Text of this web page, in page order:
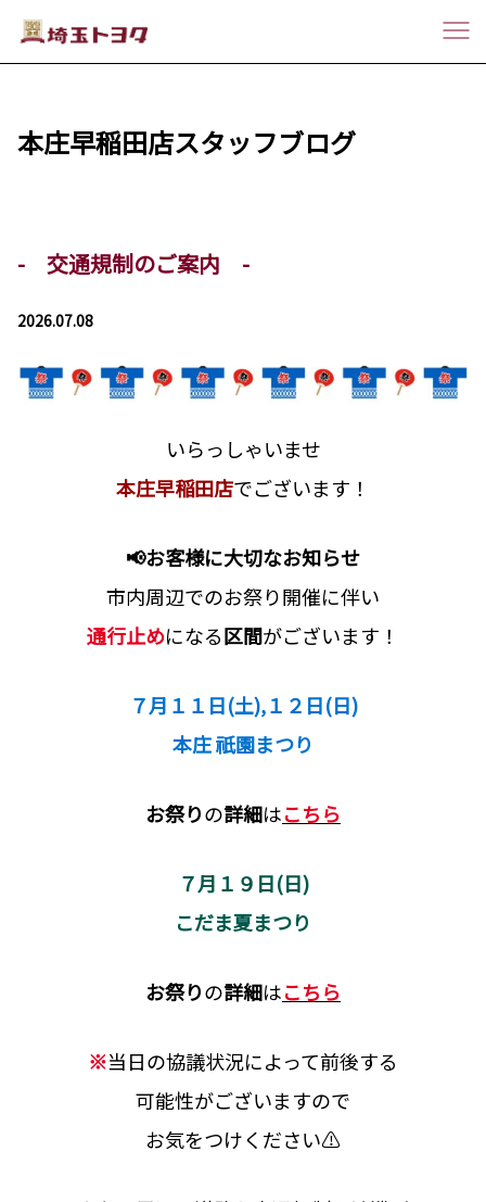
本庄早稲田店スタッフブログ
- 交通規制のご案内 -
2026.07.08
いらっしゃいませ
本庄早稲田店でございます！
📢お客様に大切なお知らせ
市内周辺でのお祭り開催に伴い
通行止めになる区間がございます！
７月１１日(土),１２日(日)
本庄 祇園まつり
お祭りの詳細はこちら
７月１９日(日)
こだま夏まつり
お祭りの詳細はこちら
※当日の協議状況によって前後する
可能性がございますので
お気をつけください⚠️